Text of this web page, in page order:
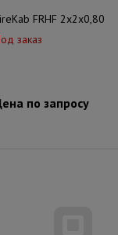
FRHF 2х2х0,80
заказ
по запросу